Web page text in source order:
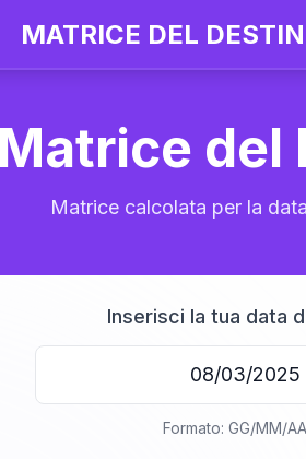
MATRICE DEL
Matrice del
Matrice calcolata per la data
Inserisci la tua data
Formato: GG/MM/
20